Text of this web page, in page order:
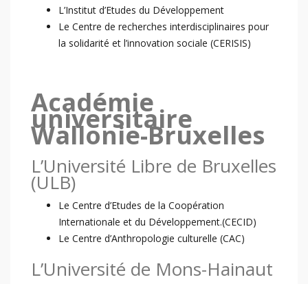
L’Institut d’Etudes du Développement
Le Centre de recherches interdisciplinaires pour
la solidarité et l’innovation sociale (CERISIS)
Académie
universitaire
Wallonie-Bruxelles
L’Université Libre de Bruxelles
(ULB)
Le Centre d’Etudes de la Coopération
Internationale et du Développement.(CECID)
Le Centre d’Anthropologie culturelle (CAC)
L’Université de Mons-Hainaut